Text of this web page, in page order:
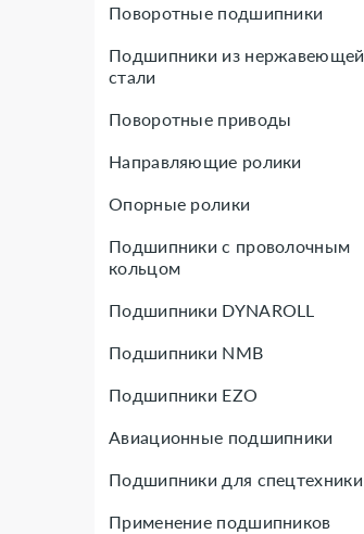
Поворотные подшипники
Подшипники из нержавеющей
стали
Поворотные приводы
Направляющие ролики
Опорные ролики
Подшипники с проволочным
кольцом
Подшипники DYNAROLL
Подшипники NMB
Подшипники EZO
Авиационные подшипники
Подшипники для спецтехники
Применение подшипников